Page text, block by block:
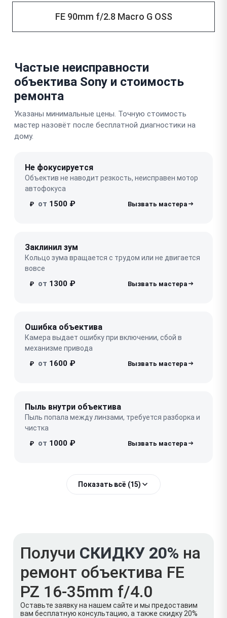
FE 90mm f/2.8 Macro G OSS
Частые неисправности
объектива Sony и стоимость
ремонта
Указаны минимальные цены. Точную стоимость
мастер назовёт после бесплатной диагностики на
дому.
Не фокусируется
Объектив не наводит резкость, неисправен мотор
автофокуса
₽ от 1500 ₽
Заклинил зум
Кольцо зума вращается с трудом или не двигается
вовсе
₽ от 1300 ₽
Ошибка объектива
Камера выдает ошибку при включении, сбой в
механизме привода
₽ от 1600 ₽
Пыль внутри объектива
Пыль попала между линзами, требуется разборка и
чистка
₽ от 1000 ₽
Показать всё (15)
Получи СКИДКУ 20% на
ремонт объектива FE
PZ 16-35mm f/4.0
Оставьте заявку на нашем сайте и мы предоставим
вам бесплатную консультацию, а также скидку 20%